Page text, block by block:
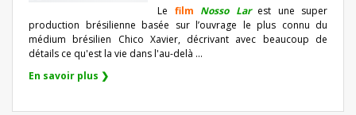
Le film Nosso Lar est une super
production brésilienne basée sur l’ouvrage le plus connu du
médium brésilien Chico Xavier, décrivant avec beaucoup de
détails ce qu'est la vie dans l'au-delà ...
En savoir plus ❯